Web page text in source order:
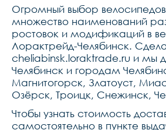
Огромный выбор
множество наименований
ростовок и модификаций в
Лорактрейд-Челябинск.
cheliabinsk.loraktrade.ru и мы
Челябинск и городам
Магнитогорск, Златоуст,
Озёрск, Троицк, Снежинск,
Чтобы узнать стоимость
самостоятельно в пункте